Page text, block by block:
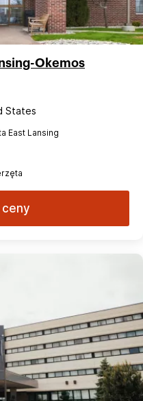
Okemos
States
East Lansing